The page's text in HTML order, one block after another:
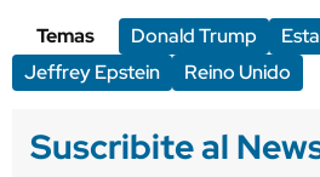
Temas
Donald Trump
Jeffrey Epstein
Reino Unido
Suscribite al